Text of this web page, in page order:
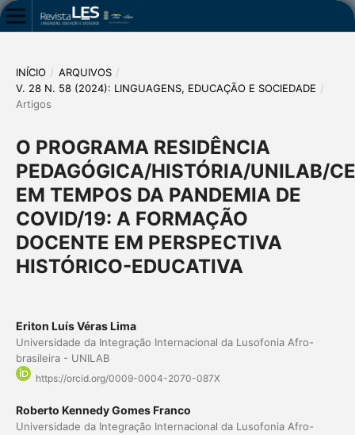
INÍCIO / ARQUIVOS /
V. 28 N. 58 (2024): LINGUAGENS, EDUCAÇÃO E SOCIEDADE /
Artigos
O PROGRAMA RESIDÊNCIA
PEDAGÓGICA/HISTÓRIA/UNILAB/CE
EM TEMPOS DA PANDEMIA DE
COVID/19: A FORMAÇÃO
DOCENTE EM PERSPECTIVA
HISTÓRICO-EDUCATIVA
Eriton Luís Véras Lima
Universidade da Integração Internacional da Lusofonia Afro-
brasileira - UNILAB
https://orcid.org/0009-0004-2070-087X
Roberto Kennedy Gomes Franco
Universidade da Integração Internacional da Lusofonia Afro-